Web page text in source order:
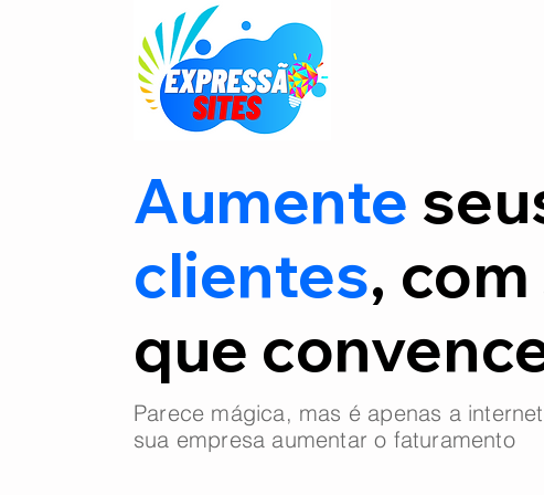
Aumente
clientes,
que
Parece mágica, mas é apenas a
sua empresa aumentar o faturamento